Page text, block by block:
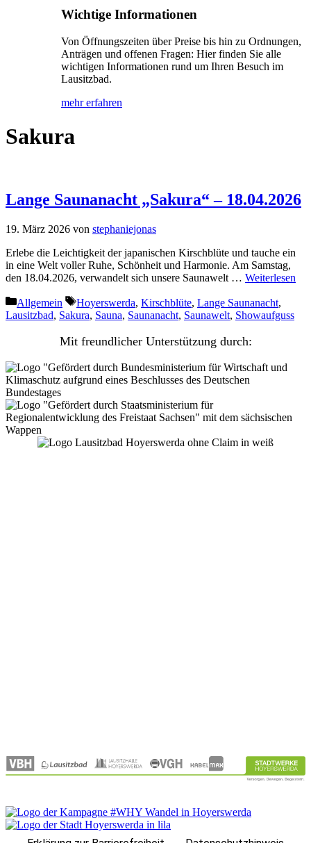
Wichtige Informationen
Von Öffnungszeiten über Preise bis hin zu Ordnungen,
Anträgen und offenen Fragen: Hier finden Sie alle
wichtigen Informationen rund um Ihren Besuch im
Lausitzbad.
mehr erfahren
Sakura
Lange Saunanacht „Sakura“ – 18.04.2026
19. März 2026 von stephaniejonas
Erlebe die Leichtigkeit der japanischen Kirschblüte und tauche ein
in eine Welt voller Ruhe, Schönheit und Harmonie. Am Samstag,
den 18.04.2026, verwandelt sich unsere Saunawelt … Weiterlesen
Kategorien
Allgemein Schlagwörter
Hoyerswerda, Kirschblüte, Lange Saunanacht,
Lausitzbad, Sakura, Sauna, Saunanacht, Saunawelt, Showaufguss
Mit freundlicher Unterstützung durch: